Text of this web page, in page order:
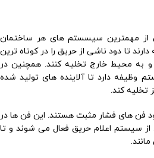
مهمترین سیسستم های هر ساختمان
تا دود ناشی از حریق را در کوتاه ترین
به محیط خارج تخلیه کنند. همچنین در
وظیفه دارد تا آلاینده های تولید شده
تخلیه کند.
فن های فشار مثبت هستند. این فن ها در
از سیستم اعلام حریق فعال می شوند و تا